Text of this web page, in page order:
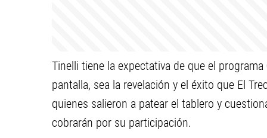
Tinelli tiene la expectativa de que el programa
pantalla, sea la revelación y el éxito que El
quienes salieron a patear el tablero y
cobrarán por su participación.